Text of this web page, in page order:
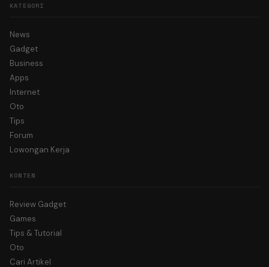
KATEGORI
News
Gadget
Business
Apps
Internet
Oto
Tips
Forum
Lowongan Kerja
KONTEN
Review Gadget
Games
Tips & Tutorial
Oto
Cari Artikel